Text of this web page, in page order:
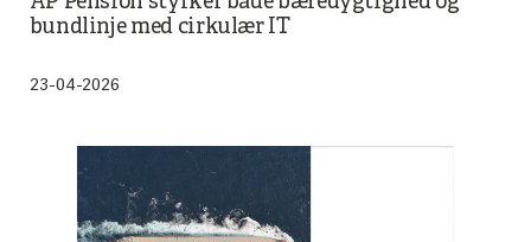
bundlinje med cirkulær IT
23-04-2026